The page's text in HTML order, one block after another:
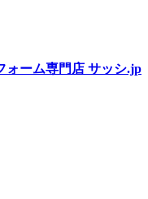
ォーム専門店 サッシ.jp